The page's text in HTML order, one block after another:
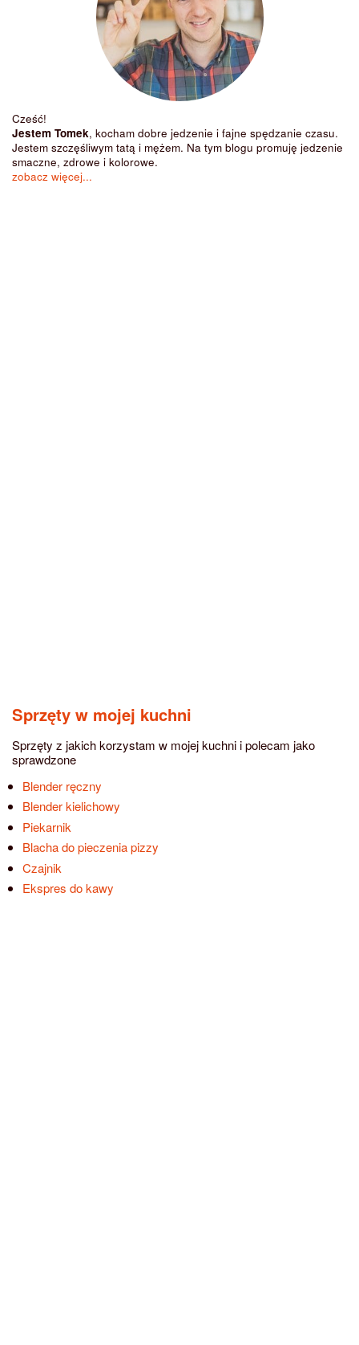
Cześć!
Jestem Tomek, kocham dobre jedzenie i fajne spędzanie czasu.
Jestem szczęśliwym tatą i mężem. Na tym blogu promuję jedzenie
smaczne, zdrowe i kolorowe.
zobacz więcej...
Sprzęty w mojej kuchni
Sprzęty z jakich korzystam w mojej kuchni i polecam jako
sprawdzone
Blender ręczny
Blender kielichowy
Piekarnik
Blacha do pieczenia pizzy
Czajnik
Ekspres do kawy